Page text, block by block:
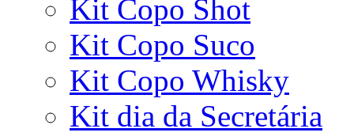
Kit Copo Shot
Kit Copo Suco
Kit Copo Whisky
Kit dia da Secretária